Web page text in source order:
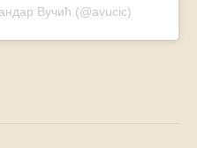
Вучић (@avucic)